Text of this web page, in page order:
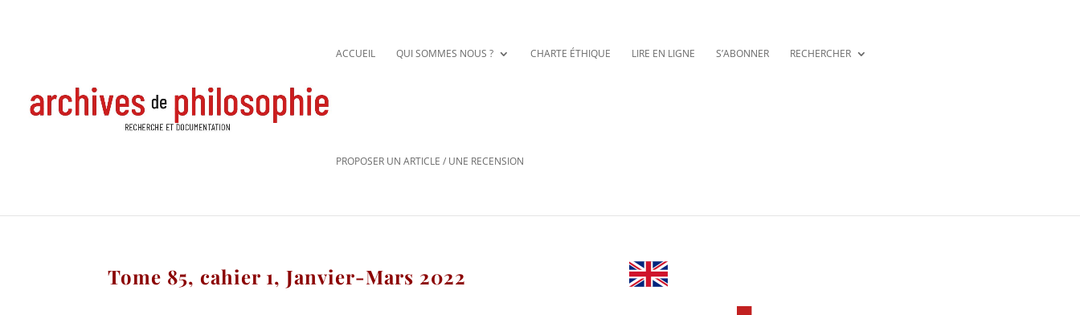
ACCUEIL QUI SOMMES NOUS ? CHARTE ÉTHIQUE LIRE EN LIGNE S’ABONNER RECHERCHER
PROPOSER UN ARTICLE / UNE RECENSION
Tome 85, cahier 1, Janvier-Mars 2022